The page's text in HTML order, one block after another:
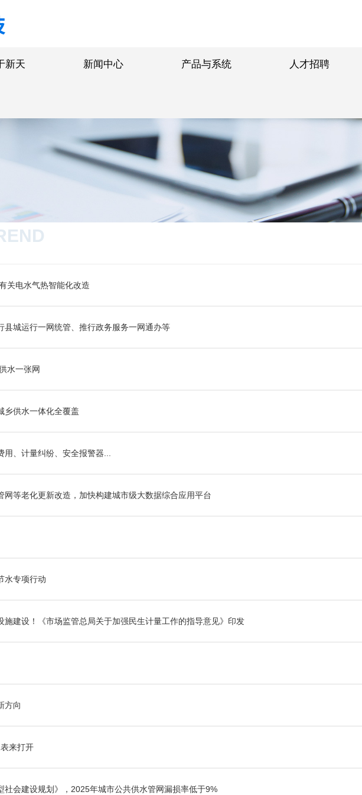
新天 新闻中心 产品与系统 人才招聘
关电水气热智能化改造
县城运行一网统管、推行政务服务一网通办等
水一张网
乡供水一体化全覆盖
、计量纠纷、安全报警器...
网等老化更新改造，加快构建城市级大数据综合应用平台
水专项行动
施建设！《市场监管总局关于加强民生计量工作的指导意见》印发
方向
来打开
社会建设规划》，2025年城市公共供水管网漏损率低于9%